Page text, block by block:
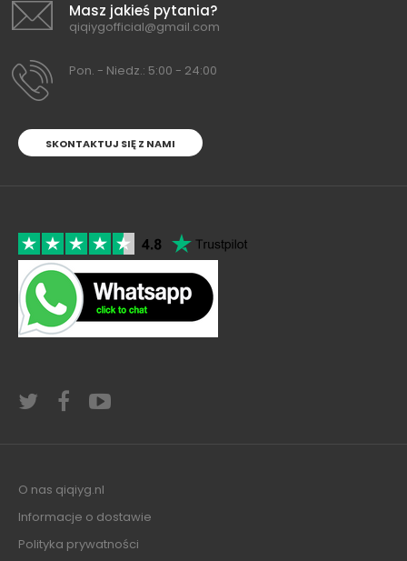
Masz jakieś pytania?
qiqiygofficial@gmail.com
Pon. - Niedz.: 5:00 - 24:00
SKONTAKTUJ SIĘ Z NAMI
O nas qiqiyg.nl
Informacje o dostawie
Polityka prywatności